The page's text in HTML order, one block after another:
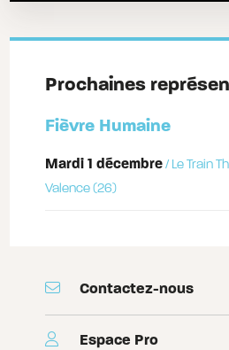
Prochaines
Fièvre Humaine
mardi 1 décembre / Le Train
Valence (26)
Contactez-nous
Espace Pro